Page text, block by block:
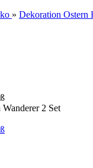
» Dekoration Ostern
2 Set